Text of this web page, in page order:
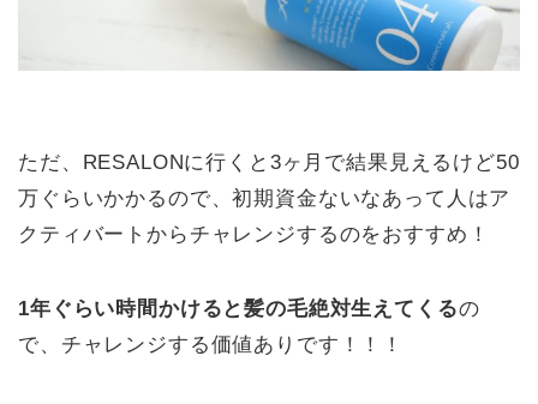
ただ、RESALONに行くと3ヶ月で結果見えるけど50
万ぐらいかかるので、初期資金ないなあって人はア
クティバートからチャレンジするのをおすすめ！
1年ぐらい時間かけると髪の毛絶対生えてくるの
で、チャレンジする価値ありです！！！